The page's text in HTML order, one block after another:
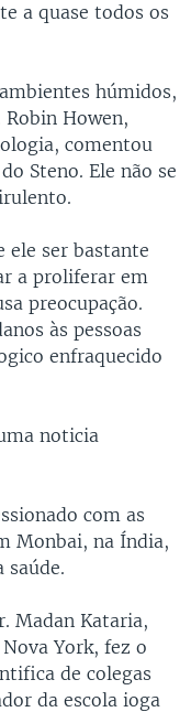
a quase todos os
húmidos,
Howen,
comentou
Steno. Ele não se
ele ser bastante
a proliferar em
preocupação.
às pessoas
enfraquecido
noticia
com as
Monbai, na Índia,
saúde.
Madan Kataria,
York, fez o
de colegas
da escola ioga